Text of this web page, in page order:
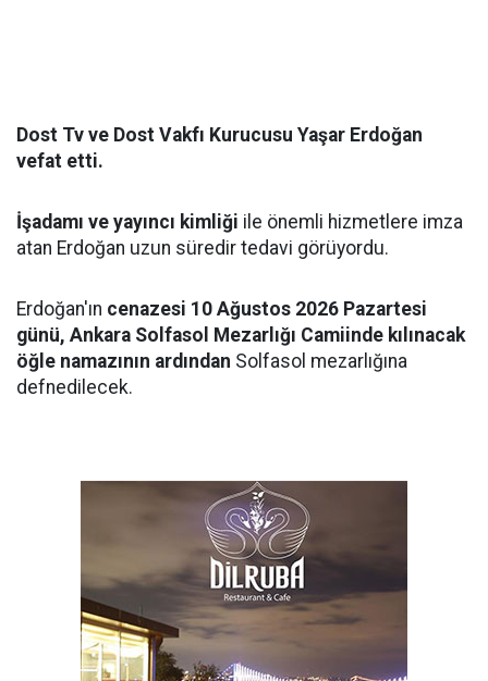
Dost Tv ve Dost Vakfı Kurucusu Yaşar Erdoğan
vefat etti.
İşadamı ve yayıncı kimliği ile önemli hizmetlere imza
atan Erdoğan uzun süredir tedavi görüyordu.
Erdoğan'ın cenazesi 10 Ağustos 2026 Pazartesi
günü, Ankara Solfasol Mezarlığı Camiinde kılınacak
öğle namazının ardından Solfasol mezarlığına
defnedilecek.